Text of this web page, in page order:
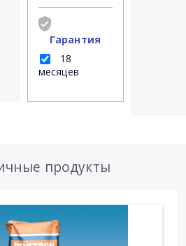
Гарантия
18
месяцев
продукты